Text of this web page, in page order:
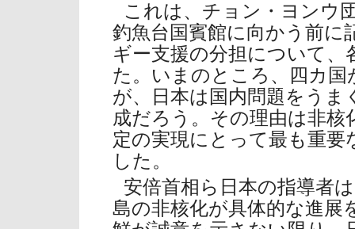
これは、チョン・ヨンウ
釣魚台国賓館に向かう前に
ギー支援の分担について
た。いまのところ、四カ
が、日本は国内問題をう
成だろう。その理由は非核
定の実現にとって最も重
した。
安倍首相ら日本の指導者
島の非核化が具体的な進展